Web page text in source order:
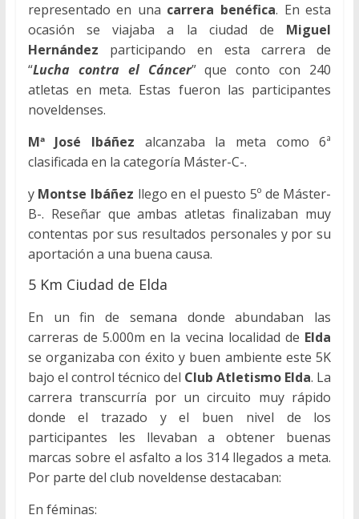
representado en una carrera benéfica. En esta
ocasión se viajaba a la ciudad de Miguel
Hernández participando en esta carrera de
“Lucha contra el Cáncer” que conto con 240
atletas en meta. Estas fueron las participantes
noveldenses.
Mª José Ibáñez alcanzaba la meta como 6ª
clasificada en la categoría Máster-C-.
y Montse Ibáñez llego en el puesto 5º de Máster-
B-. Reseñar que ambas atletas finalizaban muy
contentas por sus resultados personales y por su
aportación a una buena causa.
5 Km Ciudad de Elda
En un fin de semana donde abundaban las
carreras de 5.000m en la vecina localidad de Elda
se organizaba con éxito y buen ambiente este 5K
bajo el control técnico del Club Atletismo Elda. La
carrera transcurría por un circuito muy rápido
donde el trazado y el buen nivel de los
participantes les llevaban a obtener buenas
marcas sobre el asfalto a los 314 llegados a meta.
Por parte del club noveldense destacaban:
En féminas: